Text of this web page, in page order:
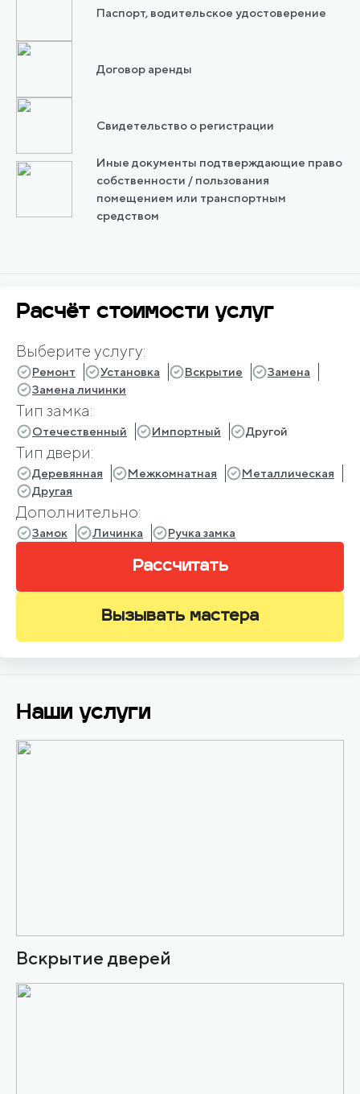
Паспорт, водительское удостоверение
Договор аренды
Свидетельство о регистрации
Иные документы подтверждающие право
собственности / пользования
помещением или транспортным
средством
Расчёт стоимости услуг
Выберите услугу:
Ремонт Установка Вскрытие
Замена
Замена личинки
Тип замка:
Отечественный Импортный Другой
Тип двери:
Деревянная Межкомнатная
Металлическая
Другая
Дополнительно:
Замок Личинка Ручка замка
Рассчитать
Вызывать мастера
Наши услуги
Вскрытие дверей